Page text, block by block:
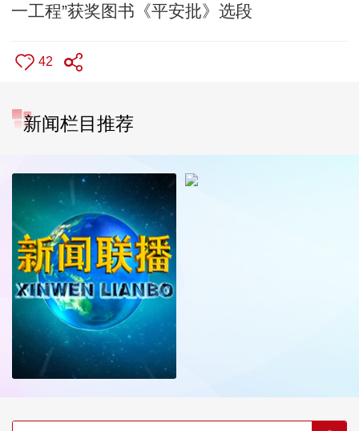
一工程”获奖图书《平安批》选段
42
新闻栏目推荐